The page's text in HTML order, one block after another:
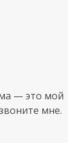
— это мой
мне.